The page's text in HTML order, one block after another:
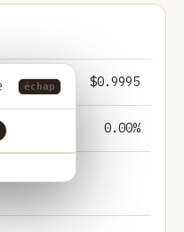
échap $0.9995
0.00%